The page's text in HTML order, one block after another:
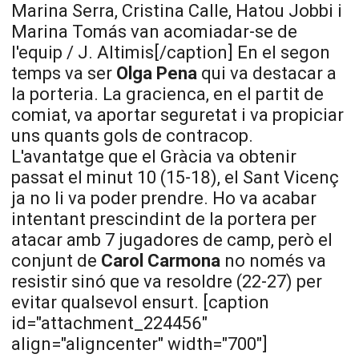
Marina Serra, Cristina Calle, Hatou Jobbi i
Marina Tomás van acomiadar-se de
l'equip / J. Altimis[/caption] En el segon
temps va ser Olga Pena qui va destacar a
la porteria. La gracienca, en el partit de
comiat, va aportar seguretat i va propiciar
uns quants gols de contracop.
L'avantatge que el Gràcia va obtenir
passat el minut 10 (15-18), el Sant Vicenç
ja no li va poder prendre. Ho va acabar
intentant prescindint de la portera per
atacar amb 7 jugadores de camp, però el
conjunt de Carol Carmona no només va
resistir sinó que va resoldre (22-27) per
evitar qualsevol ensurt. [caption
id="attachment_224456"
align="aligncenter" width="700"]